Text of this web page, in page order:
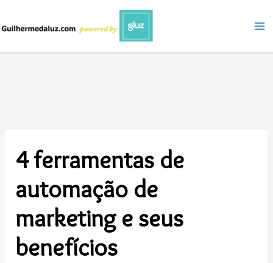
o
4 ferramentas de
automação de
marketing e seus
benefícios